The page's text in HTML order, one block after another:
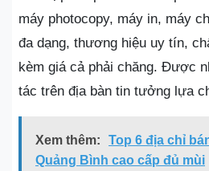
máy photocopy, máy in, máy
đa dạng, thương hiệu uy tín,
kèm giá cả phải chăng. Được
tác trên địa bàn tin tưởng lựa
Xem thêm:
Top 6 địa chỉ
Quảng Bình cao cấp đủ mùi